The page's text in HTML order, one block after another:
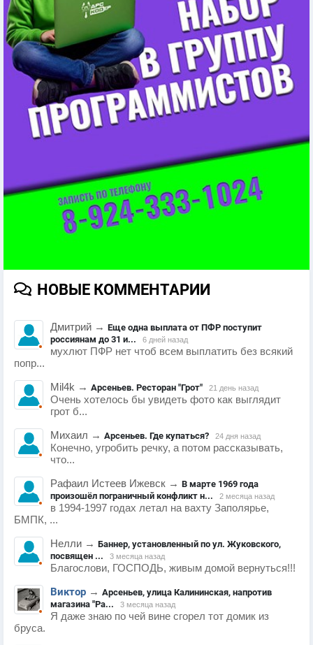
НОВЫЕ КОММЕНТАРИИ
Дмитрий → Еще одна выплата от ПФР поступит
россиянам до 31 и...
6 дней назад
мухлют ПФР нет чтоб всем выплатить без всякий
попр...
Mil4k → Арсеньев. Ресторан "Грот" 21 день назад
Очень хотелось бы увидеть фото как выглядит
грот б...
Михаил → Арсеньев. Где купаться? 24 дня назад
Конечно, угробить речку, а потом рассказывать,
что...
Рафаил Истеев Ижевск → В марте 1969 года
произошёл пограничный конфликт н...
2 месяца назад
в 1994-1997 годах летал на вахту Заполярье,
БМПК, ...
Нелли → Баннер, установленный по ул. Жуковского,
посвящен ...
3 месяца назад
Благослови, ГОСПОДЬ, живым домой вернуться!!!
Виктор → Арсеньев, улица Калининская, напротив
магазина "Ра...
3 месяца назад
Я даже знаю по чей вине сгорел тот домик из
бруса.